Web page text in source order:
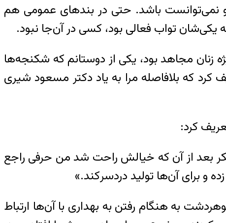
نمی‌توانست باشد. حتی در بندهای عمومی هم
تواب فعالی بود، کسی در آن‌جا نبود.
زنان مجاهد بود، یکی از دوستانم که شکنجه‌ها
کرد که بلافاصله مرا به یاد دکتر مسعود شیری
کرد:
بعد از آن که خیالش راحت شد من حرفی راجع
و برای آن‌ها تولید دردسرکند.»
به هنگام رفتن به بهداری با آن‌ها ارتباط